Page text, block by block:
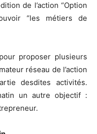
de l’action “Option
“les métiers de
proposer plusieurs
réseau de l’action
desdites activités.
un autre objectif :